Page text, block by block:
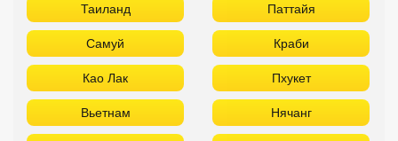
Таиланд Паттайя
Самуй Краби
Као Лак Пхукет
Вьетнам Нячанг